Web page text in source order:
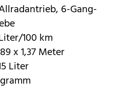
6-Gang-
100 km
x 1,37 Meter
Liter